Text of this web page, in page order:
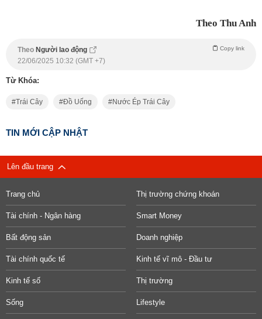
Theo Thu Anh
Theo Người lao động Copy link
22/06/2025 10:32 (GMT +7)
Từ Khóa:
Trái Cây Đồ Uống Nước Ép Trái Cây
TIN MỚI CẬP NHẬT
Lên đầu trang
Trang chủ Thị trường chứng khoán
Tài chính - Ngân hàng Smart Money
Bất động sản Doanh nghiệp
Tài chính quốc tế Kinh tế vĩ mô - Đầu tư
Kinh tế số Thị trường
Sống Lifestyle